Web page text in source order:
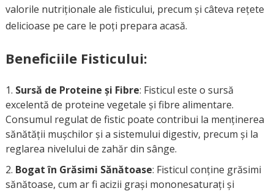
valorile nutriționale ale fisticului, precum și câteva rețete
delicioase pe care le poți prepara acasă.
Beneficiile Fisticului:
Sursă de Proteine și Fibre: Fisticul este o sursă
excelentă de proteine vegetale și fibre alimentare.
Consumul regulat de fistic poate contribui la menținerea
sănătății mușchilor și a sistemului digestiv, precum și la
reglarea nivelului de zahăr din sânge.
Bogat în Grăsimi Sănătoase: Fisticul conține grăsimi
sănătoase, cum ar fi acizii grași mononesaturați și